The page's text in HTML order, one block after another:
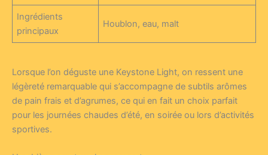
Ingrédients
principaux
Houblon, eau, malt
Lorsque l’on déguste une Keystone Light, on ressent une
légèreté remarquable qui s’accompagne de subtils arômes
de pain frais et d’agrumes, ce qui en fait un choix parfait
pour les journées chaudes d’été, en soirée ou lors d’activités
sportives.